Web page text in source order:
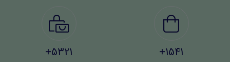
1541+
5321+